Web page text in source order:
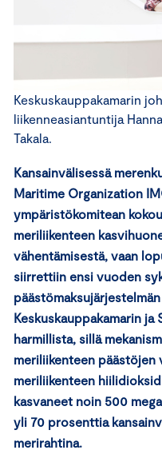
Keskuskauppakamarin
liikenneasiantuntija
Takala.
Kansainvälisessä
Maritime Organization
ympäristökomitean
meriliikenteen
vähentämisestä, vaan
siirrettiin ensi vuoden
Keskuskauppakamarin ja
harmillista, sillä
meriliikenteen päästöjen
meriliikenteen
kasvaneet noin 500
yli 70 prosenttia
merirahtina.